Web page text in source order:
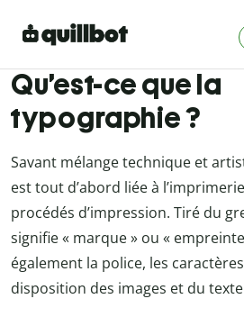
Qu’est-ce que la
typographie ?
Savant mélange technique et
est tout d’abord liée à
procédés d’impression. Tiré du
signifie « marque » ou «
également la police, les
disposition des images et du